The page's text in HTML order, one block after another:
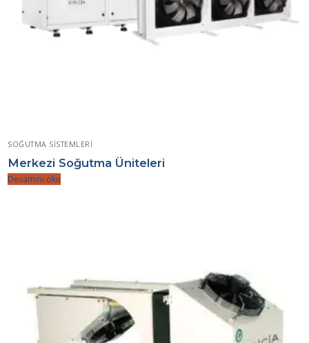
SOĞUTMA SISTEMLERI
Merkezi Soğutma Üniteleri
Devamını oku